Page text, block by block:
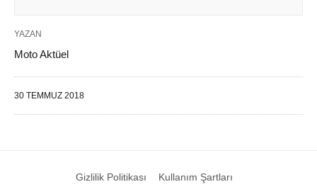
YAZAN
Moto Aktüel
30 TEMMUZ 2018
Gizlilik Politikası Kullanım Şartları